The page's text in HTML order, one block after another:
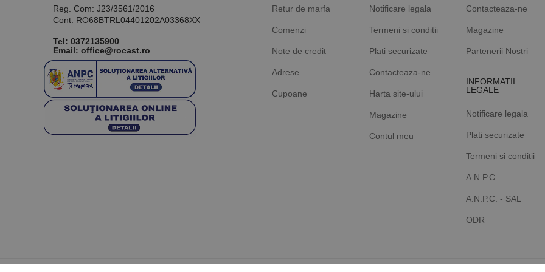
Reg. Com: J23/3561/2016
Cont: RO68BTRL04401202A03368XX
Tel: 0372135900
Email: office@rocast.ro
Retur de marfa
Comenzi
Note de credit
Adrese
Cupoane
Notificare legala
Termeni si conditii
Plati securizate
Contacteaza-ne
Harta site-ului
Magazine
Contul meu
Contacteaza-ne
Magazine
Partenerii Nostri
INFORMATII
LEGALE
Notificare legala
Plati securizate
Termeni si conditii
A.N.P.C.
A.N.P.C. - SAL
ODR